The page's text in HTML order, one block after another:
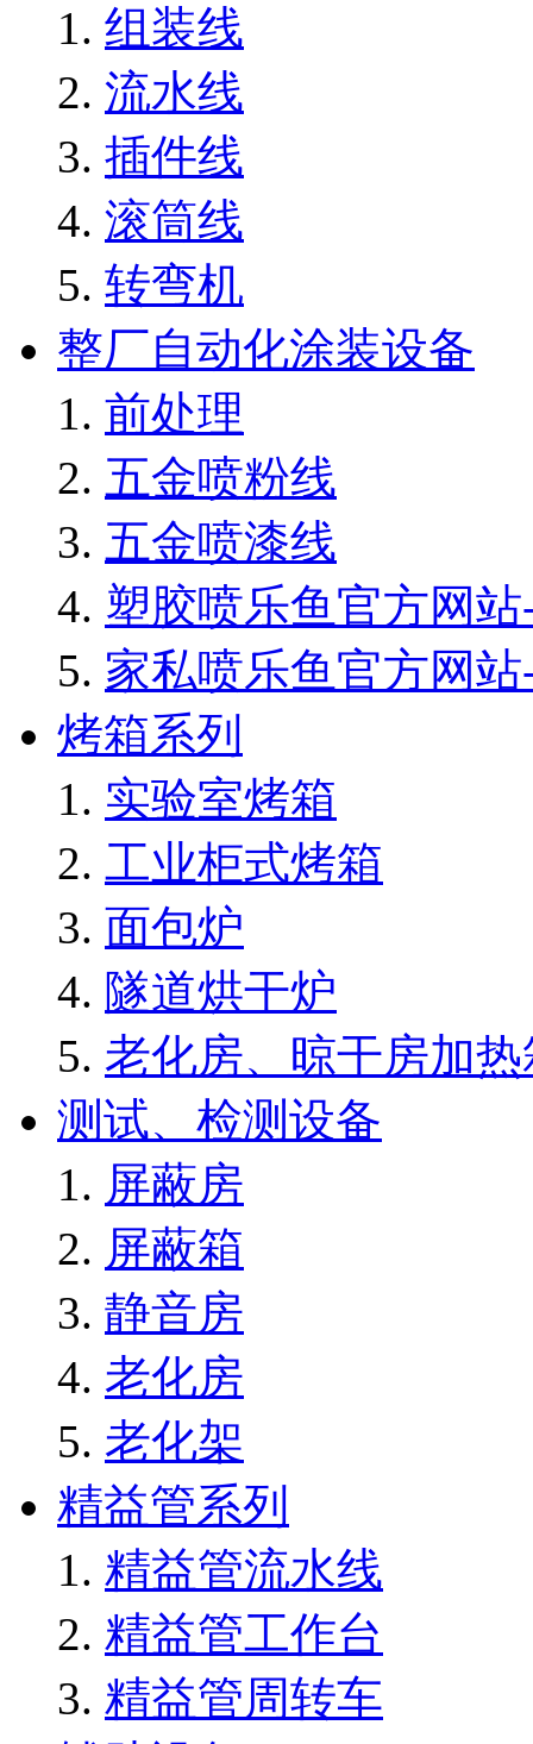
组装线
流水线
插件线
滚筒线
转弯机
整厂自动化涂装设备
前处理
五金喷粉线
五金喷漆线
塑胶喷乐鱼官方网
家私喷乐鱼官方网
烤箱系列
实验室烤箱
工业柜式烤箱
面包炉
隧道烘干炉
老化房、晾干房加热
测试、检测设备
屏蔽房
屏蔽箱
静音房
老化房
老化架
精益管系列
精益管流水线
精益管工作台
精益管周转车